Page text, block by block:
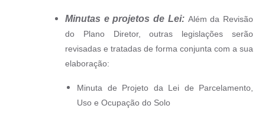
Minutas e projetos de Lei: Além da Revisão
do Plano Diretor, outras legislações serão
revisadas e tratadas de forma conjunta com a sua
elaboração:
Minuta de Projeto da Lei de Parcelamento,
Uso e Ocupação do Solo